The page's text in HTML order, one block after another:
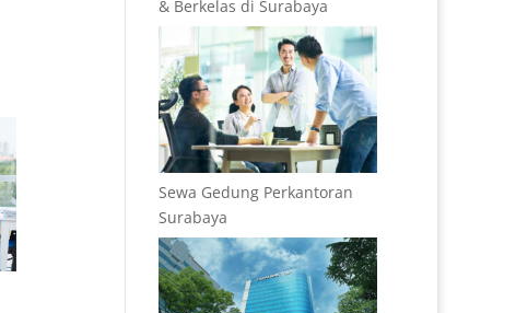
& Berkelas di Surabaya
Sewa Gedung Perkantoran
Surabaya